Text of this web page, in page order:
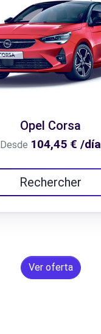
Opel Corsa
Desde 104,45 € /día
Rechercher
Ver oferta